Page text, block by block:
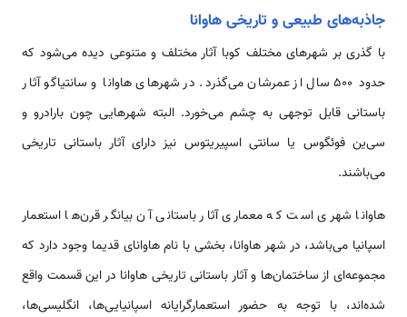
جاذبه‌های طبیعی و تاریخی هاوانا
با گذری بر شهرهای مختلف کوبا آثار مختلف و متنوعی دیده می‌شود که
حدود ۵۰۰ سال از عمرشان می‌گذرد. در شهرهای هاوانا و سانتیاگو آثار
باستانی قابل توجهی به چشم می‌خورد. البته شهرهایی چون بارادرو و
سی‌ین فوئگوس یا سانتی اسپیریتوس نیز دارای آثار باستانی تاریخی
می‌باشند.
هاوانا شهری است که معماری آثار باستانی آن بیانگر قرن‌ها استعمار
اسپانیا می‌باشد، در شهر هاوانا، بخشی با نام هاوانای قدیما وجود دارد که
مجموعه‌ای از ساختمان‌ها و آثار باستانی تاریخی هاوانا در این قسمت واقع
شده‌اند، با توجه به حضور استعمارگرایانه اسپانیایی‌ها، انگلیسی‌ها،